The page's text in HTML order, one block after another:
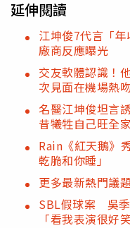
延伸閱讀
江坤俊7代言「
廠商反應曝光
交友軟體認識！
次見面在機場熱
名醫江坤俊坦言
昔犧牲自己旺全家
Rain《紅天鵝》
乾脆和你睡」
更多最新熱門議
SBL假球案 吳
「看我表演很好